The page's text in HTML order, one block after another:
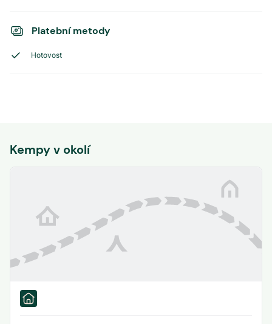
Platební metody
Hotovost
Kempy v okolí